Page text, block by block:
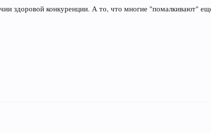
здоровой конкуренции. А то, что многие "помалкивают"